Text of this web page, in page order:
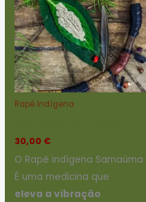
Rapé Indígena
30,00 €
O Rapé indígena Samaúma
É uma medicina que
eleva a vibração